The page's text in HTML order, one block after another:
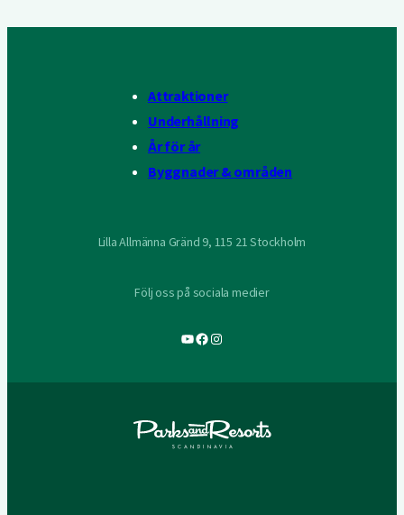
Attraktioner
Underhållning
År för år
Byggnader & områden
Lilla Allmänna Gränd 9, 115 21 Stockholm
Följ oss på sociala medier
YouTube
Facebook
Instagram